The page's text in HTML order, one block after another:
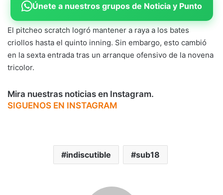
Únete a nuestros grupos de Noticia y Punto
El pitcheo scratch logró mantener a raya a los bates
criollos hasta el quinto inning. Sin embargo, esto cambió
en la sexta entrada tras un arranque ofensivo de la novena
tricolor.
Mira nuestras noticias en Instagram.
SIGUENOS EN INSTAGRAM
indiscutible sub18